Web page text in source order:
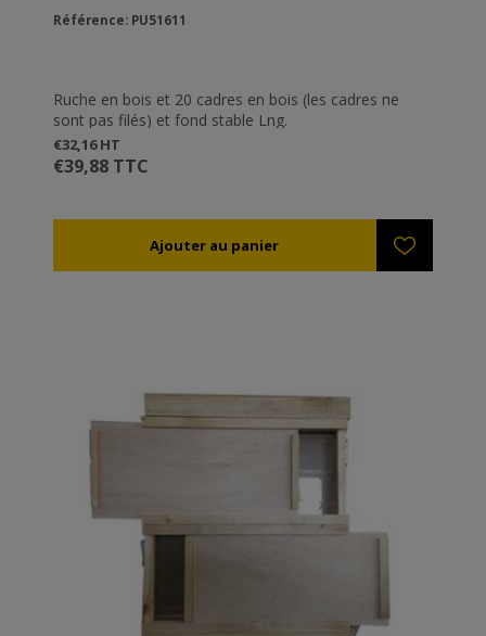
Référence: PU51611
Ruche en bois et 20 cadres en bois (les cadres ne
sont pas filés) et fond stable Lng.
€32,16 HT
€39,88 TTC